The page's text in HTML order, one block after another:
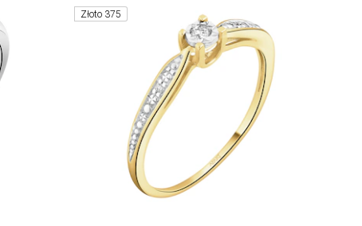
Złoto 375